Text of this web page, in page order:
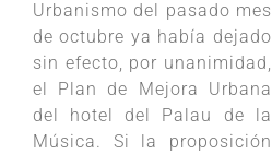
Urbanismo del pasado mes
de octubre ya había dejado
sin efecto, por unanimidad,
el Plan de Mejora Urbana
del hotel del Palau de la
Música. Si la proposición